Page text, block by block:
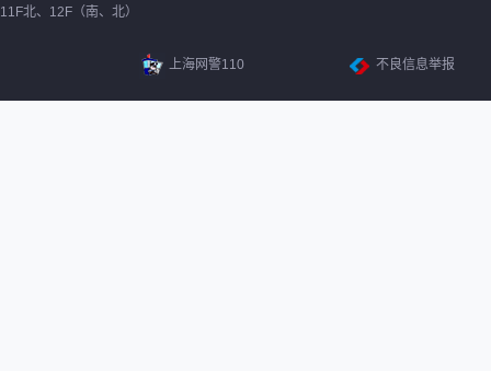
11F北、12F（南、北）
上海网警110 不良信息举报